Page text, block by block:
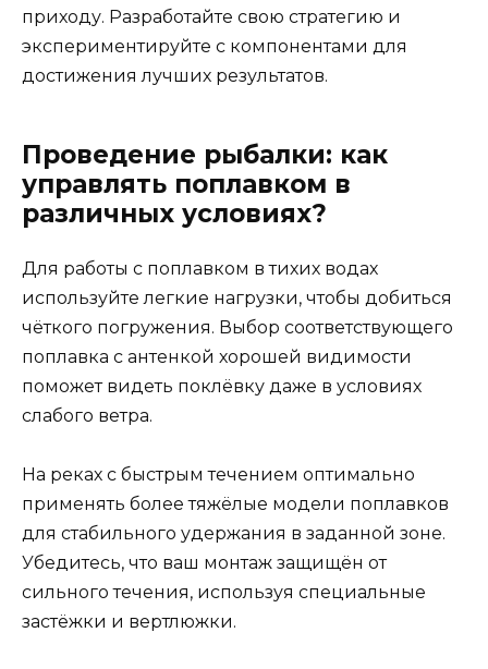
приходу. Разработайте свою стратегию и
экспериментируйте с компонентами для
достижения лучших результатов.
Проведение рыбалки: как
управлять поплавком в
различных условиях?
Для работы с поплавком в тихих водах
используйте легкие нагрузки, чтобы добиться
чёткого погружения. Выбор соответствующего
поплавка с антенкой хорошей видимости
поможет видеть поклёвку даже в условиях
слабого ветра.
На реках с быстрым течением оптимально
применять более тяжёлые модели поплавков
для стабильного удержания в заданной зоне.
Убедитесь, что ваш монтаж защищён от
сильного течения, используя специальные
застёжки и вертлюжки.